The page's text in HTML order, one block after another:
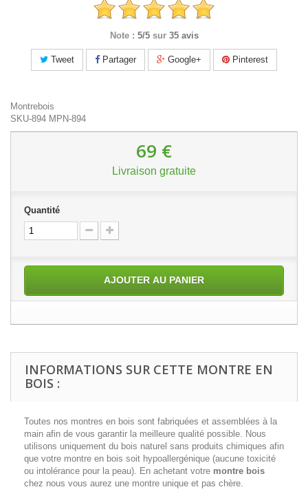
Note : 5/5 sur 35 avis
Tweet Partager Google+ Pinterest
Montrebois
SKU-894 MPN-894
69 €
Livraison gratuite
Quantité
AJOUTER AU PANIER
INFORMATIONS SUR CETTE MONTRE EN
BOIS :
Toutes nos montres en bois sont fabriquées et assemblées à la
main afin de vous garantir la meilleure qualité possible. Nous
utilisons uniquement du bois naturel sans produits chimiques afin
que votre montre en bois soit hypoallergénique (aucune toxicité
ou intolérance pour la peau). En achetant votre montre bois
chez nous vous aurez une montre unique et pas chère.